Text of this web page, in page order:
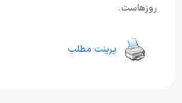
روزهاست.
پرینت مطلب